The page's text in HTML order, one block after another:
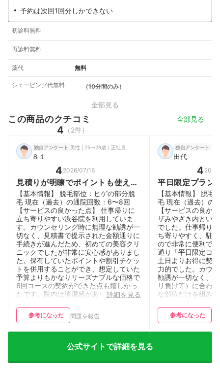
予約は次回1回分しかできない
初診料無料
再診料無料
薬代 無料
シェービング代無料 （10分間のみ）
全部見る
この商品のクチコミ 全部見る
4 （2件）
独自アンケート 男性 | 25〜29歳｜正社員
８１
4 2026/07/16
見積りが明瞭でポイントも使えた
が、混雑時の予約管理に注意が必
要
【基本情報】 脱毛部位：ヒゲの部分脱
毛 現在（過去）の通院回数：6〜8回
【サービスの良かった点】 仕事帰りに
立ち寄りやすい渋谷院を利用していま
す。カウンセリング時に無理な勧誘が一
切なく、見積書で提示された金額通りに
手続きが進んだため、初めての美容クリ
ニックでしたが非常に安心感がありまし
た。保有していたポイントや割引チケッ
トを併用することができ、想定していた
予算よりもかなりリーズナブルな価格で
6回コースの契約ができた点も嬉しかっ
たです。院内は清潔感があり、施術の際
進めてもらえるなど、スタッフの方々の
丁寧な対応が気に入っています。 【サ
の土日や平日の夕方以降といった人気の
時間帯は予約が混み合っており、自分の
詳細を見る
参考になった 問題を報告
独自アンケート
田代
4
平日限定プラン
毛。立地は最高
【基本情報】 脱毛
毛 現在（過去）の
【サービスの良か
ザみやざき内とい
でした。仕事帰り
ち寄りやすく、駐
ので非常に便利で
通り「平日限定コ
土日よりお得に契
力的でした。カウ
勧誘が一切なく、
リ負け等）に合わ
な部位だけを組み
チックな対応で、
ムーズな点も、忙
点・改善してほし
に、差額が発生す
参考になった
公式サイトで詳細を見る